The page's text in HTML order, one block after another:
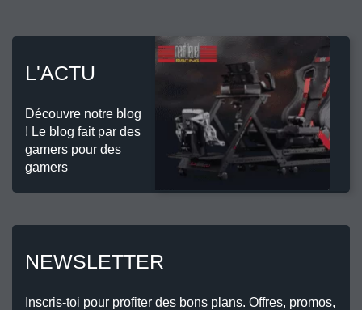
L'ACTU
Découvre notre blog
! Le blog fait par des
gamers pour des
gamers
NEWSLETTER
Inscris-toi pour profiter des bons plans. Offres, promos,